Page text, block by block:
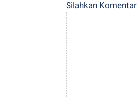
Silahkan Komentar